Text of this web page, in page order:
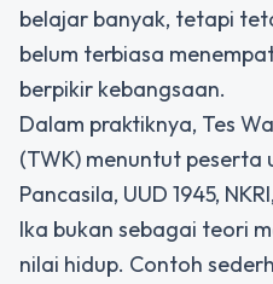
belajar banyak, tetapi
belum terbiasa
berpikir kebangsaan.
Dalam praktiknya, Tes
(TWK) menuntut peserta
Pancasila, UUD 1945,
Ika bukan sebagai teori
nilai hidup. Contoh